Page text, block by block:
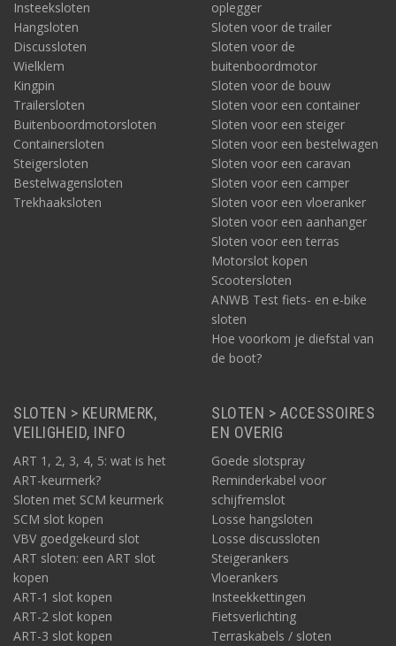
Insteeksloten
Hangsloten
Discussloten
Wielklem
Kingpin
Trailersloten
Buitenboordmotorsloten
Containersloten
Steigersloten
Bestelwagensloten
Trekhaaksloten
oplegger
Sloten voor de trailer
Sloten voor de
buitenboordmotor
Sloten voor de bouw
Sloten voor een container
Sloten voor een steiger
Sloten voor een bestelwagen
Sloten voor een caravan
Sloten voor een camper
Sloten voor een vloeranker
Sloten voor een aanhanger
Sloten voor een terras
Motorslot kopen
Scootersloten
ANWB Test fiets- en e-bike
sloten
Hoe voorkom je diefstal van
de boot?
SLOTEN > KEURMERK,
VEILIGHEID, INFO
ART 1, 2, 3, 4, 5: wat is het
ART-keurmerk?
Sloten met SCM keurmerk
SCM slot kopen
VBV goedgekeurd slot
ART sloten: een ART slot
kopen
ART-1 slot kopen
ART-2 slot kopen
ART-3 slot kopen
SLOTEN > ACCESSOIRES
EN OVERIG
Goede slotspray
Reminderkabel voor
schijfremslot
Losse hangsloten
Losse discussloten
Steigerankers
Vloerankers
Insteekkettingen
Fietsverlichting
Terraskabels / sloten